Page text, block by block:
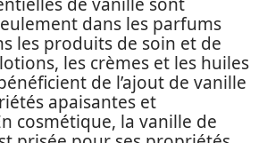
dans les parfums
les produits de soin et de
les crèmes et les huiles
de l’ajout de vanille
apaisantes et
cosmétique, la vanille de